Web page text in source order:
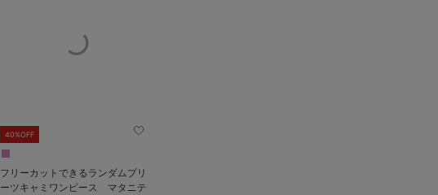
40%OFF
フリーカットできるランダムプリ
ーツキャミワンピース マタニテ